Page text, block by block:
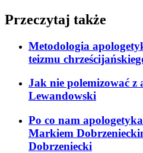
Przeczytaj także
Metodologia
teizmu
Jak nie polemizować z
Lewandowski
Po co nam
Markiem
Dobrzeniecki